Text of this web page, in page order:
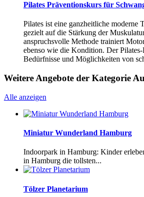
Pilates Präventionskurs für
Pilates ist eine ganzheitliche moderne
gezielt auf die Stärkung der
anspruchsvolle Methode trainiert
ebenso wie die Kondition. Der
Bedürfnisse und Möglichkeiten von
Weitere Angebote der Kategorie
Alle anzeigen
Miniatur Wunderland Hamburg
Indoorpark in Hamburg: Kinder
in Hamburg die tollsten...
Tölzer Planetarium